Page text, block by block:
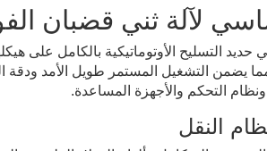
لآلة ثني قضبان
حديد التسليح الأوتوماتيكية بالكامل على
يضمن التشغيل المستمر طويل الأمد ودقة
التحكم والأجهزة المساعدة.